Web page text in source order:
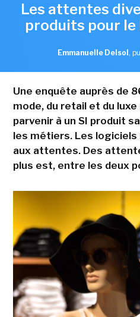
Les attentes
produits pour
Emmanuelle Delsol ,
Une enquête auprès de
mode, du retail et du
parvenir à un SI produit
les métiers. Les
aux attentes. Des
plus est, entre les deux